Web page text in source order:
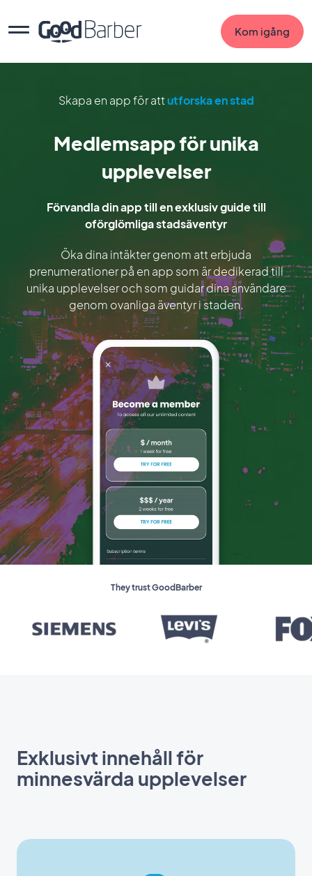
Kom igång
Skapa en app för attutforska en stad
Medlemsapp för unika
upplevelser
Förvandla din app till en exklusiv guide till
oförglömliga stadsäventyr
Öka dina intäkter genom att erbjuda
prenumerationer på en app som är dedikerad till
unika upplevelser och som guidar dina användare
genom ovanliga äventyr i staden.
They trust GoodBarber
Exklusivt innehåll för
minnesvärda upplevelser